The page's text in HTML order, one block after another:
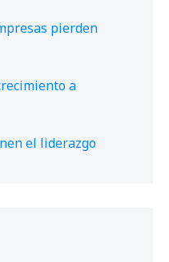
pierden
a
el liderazgo